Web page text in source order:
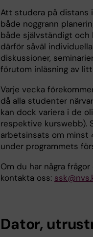
Att studera på distans
både noggrann
både självständigt och
därför såväl
diskussioner,
förutom inläsning av
Varje vecka
då alla studenter
kan dock variera i de
respektive kurswebb).
arbetsinsats om minst
under programmets
Om du har några
kontakta oss:
Dator,